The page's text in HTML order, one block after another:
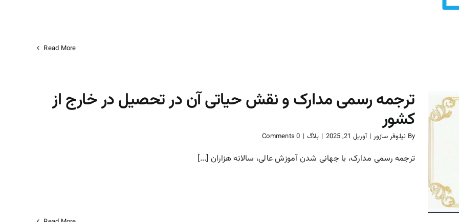
Read More
ترجمه رسمی مدارک و نقش
حیاتی آن در تحصیل در خارج
ترجمه رسمی مدارک و نقش حیاتی آن در تحصیل در خارج از
کشور
By نیلوفر سازور | آوریل 21, 2025 | بلاگ |
0 Comments
ترجمه رسمی مدارک، با جهانی شدن آموزش عالی، سالانه هزاران [...]